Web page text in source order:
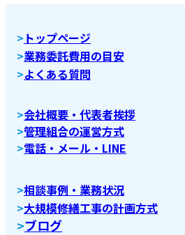
> トップページ
>業務委託費用の目安
>よくある質問
>会社概要・代表者挨拶
>管理組合の運営方式
>電話・メール・LINE
>相談事例・業務状況
>大規模修繕工事の計画方式
>ブログ